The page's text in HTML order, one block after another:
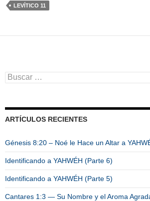
LEVÍTICO 11
B
u
a
r
ARTÍCULOS RECIENTES
Génesis 8:20 – Noé le Hace un Altar a
Identificando a YAHWÉH (Parte 6)
Identificando a YAHWÉH (Parte 5)
Cantares 1:3 — Su Nombre y el Aroma